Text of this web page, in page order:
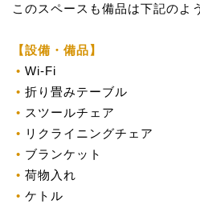
このスペースも備品は下記のよ
【設備・備品】
Wi-Fi
折り畳みテーブル
スツールチェア
リクライニングチェア
ブランケット
荷物入れ
ケトル